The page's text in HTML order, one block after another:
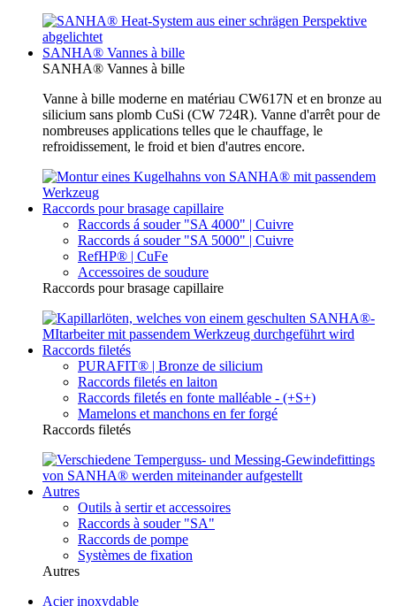
SANHA® Vannes à bille
SANHA® Vannes à bille
Vanne à bille moderne en matériau CW617N et en bronze au
silicium sans plomb CuSi (CW 724R). Vanne d'arrêt pour de
nombreuses applications telles que le chauffage, le
refroidissement, le froid et bien d'autres encore.
Raccords pour brasage capillaire
Raccords á souder "SA 4000" | Cuivre
Raccords á souder "SA 5000" | Cuivre
RefHP® | CuFe
Accessoires de soudure
Raccords pour brasage capillaire
Raccords filetés
PURAFIT® | Bronze de silicium
Raccords filetés en laiton
Raccords filetés en fonte malléable - (+S+)
Mamelons et manchons en fer forgé
Raccords filetés
Autres
Outils à sertir et accessoires
Raccords à souder "SA"
Raccords de pompe
Systèmes de fixation
Autres
Acier inoxydable